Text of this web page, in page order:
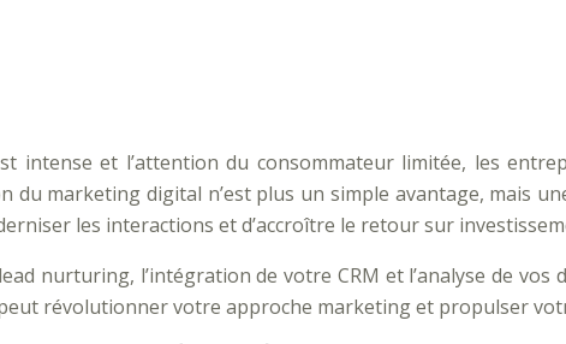
intense et l’attention du consommateur limitée, les
marketing digital n’est plus un simple avantage, mais
les interactions et d’accroître le retour sur
nurturing, l’intégration de votre CRM et l’analyse de vos
révolutionner votre approche marketing et propulser